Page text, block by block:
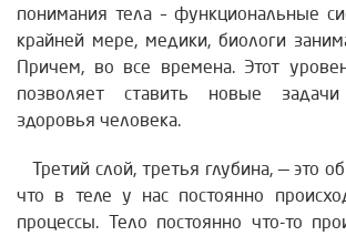
понимания тела – функциональные
крайней мере, медики, биологи
Причем, во все времена. Этот
позволяет ставить новые
здоровья человека.
Третий слой, третья глубина, — это
что в теле у нас постоянно
процессы. Тело постоянно что-то